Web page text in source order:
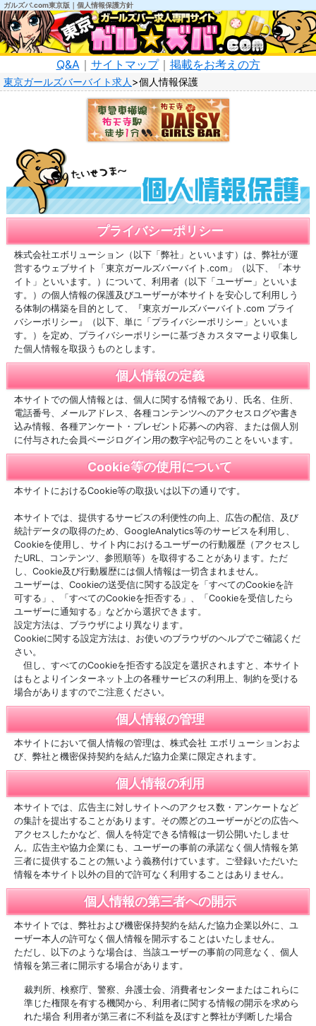
ガルズバ.com東京版｜個人情報保護方針
Q&A ｜ サイトマップ｜ 掲載をお考えの方
東京ガールズバーバイト求人 個人情報保護
プライバシーポリシー
株式会社エボリューション（以下「弊社」といいます）は、弊社が運
営するウェブサイト「東京ガールズバーバイト.com」（以下、「本サ
イト」といいます。）について、利用者（以下「ユーザー」といいま
す。）の個人情報の保護及びユーザーが本サイトを安心して利用しう
る体制の構築を目的として、『東京ガールズバーバイト.com プライ
バシーポリシー』（以下、単に「プライバシーポリシー」といいま
す。）を定め、プライバシーポリシーに基づきカスタマーより収集し
た個人情報を取扱うものとします。
個人情報の定義
本サイトでの個人情報とは、個人に関する情報であり、氏名、住所、
電話番号、メールアドレス、各種コンテンツへのアクセスログや書き
込み情報、各種アンケート・プレゼント応募への内容、または個人別
に付与された会員ページログイン用の数字や記号のことをいいます。
Cookie等の使用について
本サイトにおけるCookie等の取扱いは以下の通りです。
本サイトでは、提供するサービスの利便性の向上、広告の配信、及び
統計データの取得のため、GoogleAnalytics等のサービスを利用し、
Cookieを使用し、サイト内におけるユーザーの行動履歴（アクセスし
たURL、コンテンツ、参照順等）を取得することがあります。ただ
し、Cookie及び行動履歴には個人情報は一切含まれません。
ユーザーは、Cookieの送受信に関する設定を「すべてのCookieを許
可する」、「すべてのCookieを拒否する」、「Cookieを受信したら
ユーザーに通知する」などから選択できます。
設定方法は、ブラウザにより異なります。
Cookieに関する設定方法は、お使いのブラウザのヘルプでご確認くだ
さい。
但し、すべてのCookieを拒否する設定を選択されますと、本サイト
はもとよりインターネット上の各種サービスの利用上、制約を受ける
場合がありますのでご注意ください。
個人情報の管理
本サイトにおいて個人情報の管理は、株式会社 エボリューションおよ
び、弊社と機密保持契約を結んだ協力企業に限定されます。
個人情報の利用
本サイトでは、広告主に対しサイトへのアクセス数・アンケートなど
の集計を提出することがあります。その際どのユーザーがどの広告へ
アクセスしたかなど、個人を特定できる情報は一切公開いたしませ
ん。広告主や協力企業にも、ユーザーの事前の承諾なく個人情報を第
三者に提供することの無いよう義務付けています。ご登録いただいた
情報を本サイト以外の目的で許可なく利用することはありません。
個人情報の第三者への開示
本サイトでは、弊社および機密保持契約を結んだ協力企業以外に、ユ
ーザー本人の許可なく個人情報を開示することはいたしません。
ただし、以下のような場合は、当該ユーザーの事前の同意なく、個人
情報を第三者に開示する場合があります。
裁判所、検察庁、警察、弁護士会、消費者センターまたはこれらに
準じた権限を有する機関から、利用者に関する情報の開示を求めら
れた場合 利用者が第三者に不利益を及ぼすと弊社が判断した場合